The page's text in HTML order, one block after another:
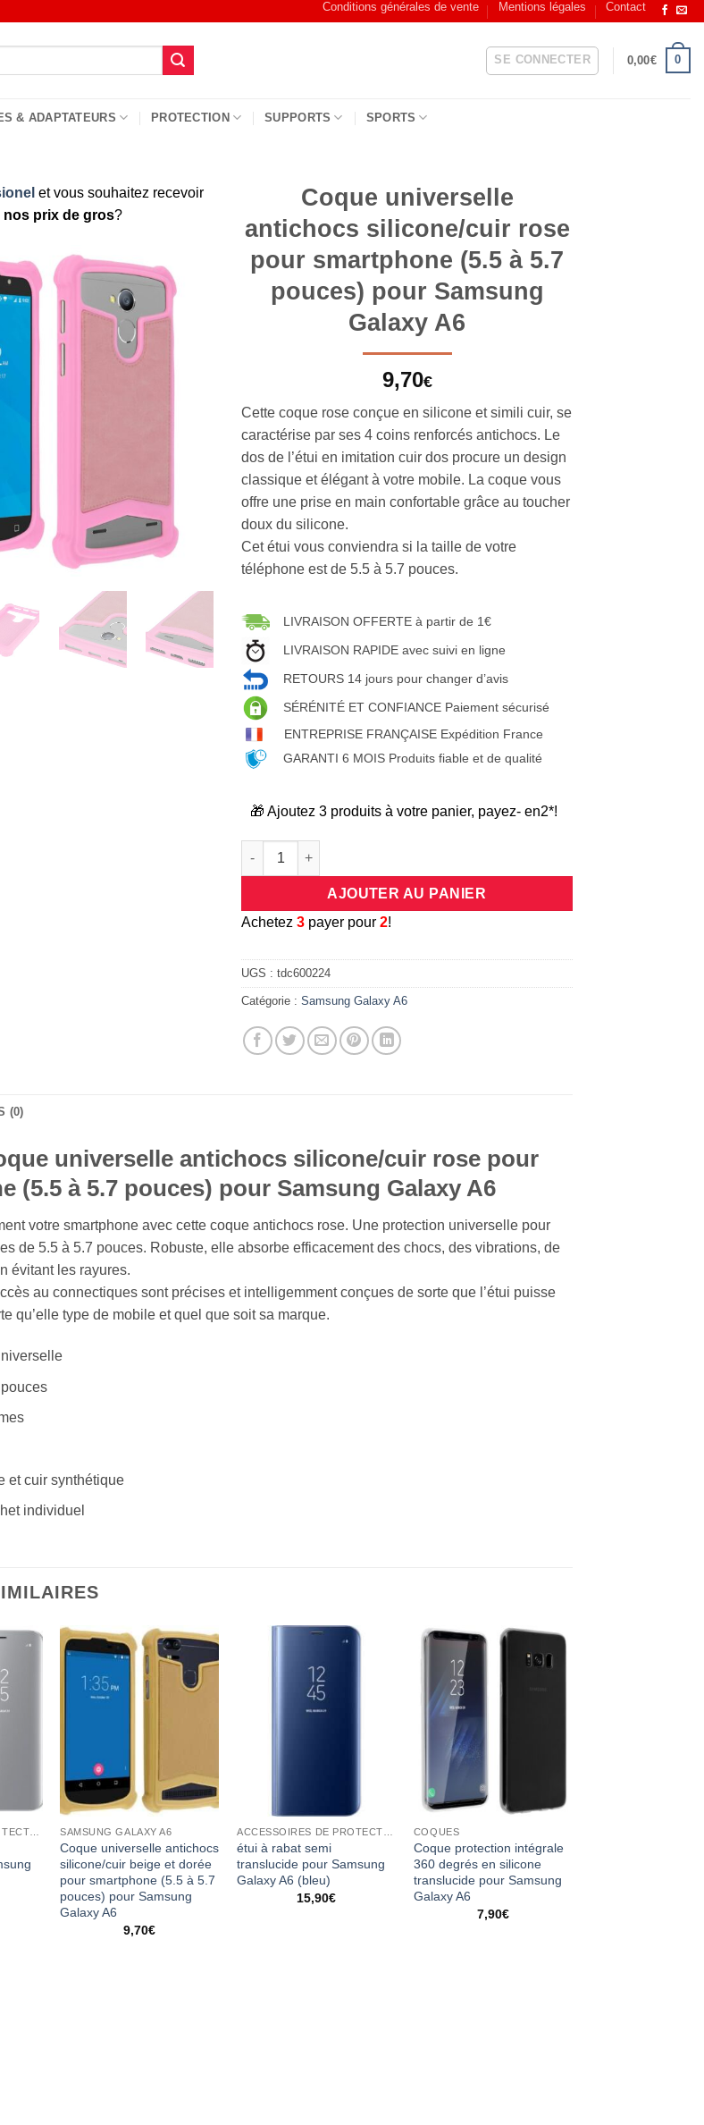
Conditions générales de vente Mentions légales Contact
SE CONNECTER 0,00€ 0
& ADAPTATEURS PROTECTION SUPPORTS SPORTS
et vous souhaitez recevoir
nos prix de gros?
Coque universelle
antichocs silicone/cuir rose
pour smartphone (5.5 à 5.7
pouces) pour Samsung
Galaxy A6
9,70€
Cette coque rose conçue en silicone et simili cuir, se
caractérise par ses 4 coins renforcés antichocs. Le
dos de l’étui en imitation cuir dos procure un design
classique et élégant à votre mobile. La coque vous
offre une prise en main confortable grâce au toucher
doux du silicone.
Cet étui vous conviendra si la taille de votre
téléphone est de 5.5 à 5.7 pouces.
LIVRAISON OFFERTE à partir de 1€
LIVRAISON RAPIDE avec suivi en ligne
RETOURS 14 jours pour changer d’avis
SÉRÉNITÉ ET CONFIANCE Paiement sécurisé
ENTREPRISE FRANÇAISE Expédition France
GARANTI 6 MOIS Produits fiable et de qualité
🎁 Ajoutez 3 produits à votre panier, payez- en2*!
quantité de Coque universelle antichocs silicone/cuir rose pour
AJOUTER AU PANIER
Achetez3 payer pour2!
UGS :tdc600224
Catégorie :Samsung Galaxy A6
(0)
universelle antichocs silicone/cuir rose pour
(5.5 à 5.7 pouces) pour Samsung Galaxy A6
votre smartphone avec cette coque antichocs rose. Une protection universelle pour
de 5.5 à 5.7 pouces. Robuste, elle absorbe efficacement des chocs, des vibrations, de
évitant les rayures.
au connectiques sont précises et intelligemment conçues de sorte que l’étui puisse
qu’elle type de mobile et quel que soit sa marque.
et cuir synthétique
individuel
SAMSUNG GALAXY A6
Coque universelle antichocs
silicone/cuir beige et dorée
pour smartphone (5.5 à 5.7
pouces) pour Samsung
Galaxy A6
9,70€
étui à rabat semi
translucide pour Samsung
Galaxy A6 (bleu)
15,90€
COQUES
Coque protection intégrale
360 degrés en silicone
translucide pour Samsung
Galaxy A6
7,90€